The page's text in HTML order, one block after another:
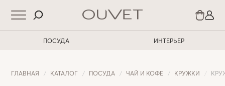
ПОСУДА ИНТЕРЬЕР
ГЛАВНАЯ КАТАЛОГ ПОСУДА ЧАЙ И КОФЕ КРУЖКИ